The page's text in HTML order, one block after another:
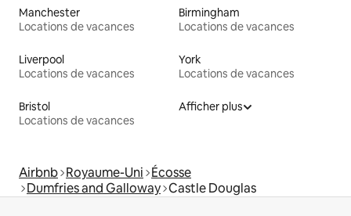
Manchester
Locations de vacances
Birmingham
Locations de vacances
Liverpool
Locations de vacances
York
Locations de vacances
Bristol
Locations de vacances
Afficher plus
Airbnb Royaume-Uni Écosse
Dumfries and Galloway Castle Douglas